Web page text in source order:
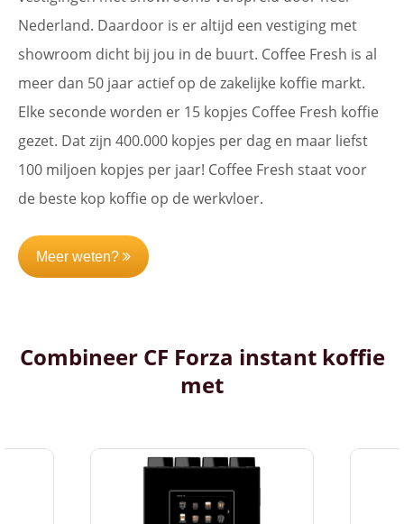
Nederland. Daardoor is er altijd een vestiging met
showroom dicht bij jou in de buurt. Coffee Fresh is al
meer dan 50 jaar actief op de zakelijke koffie markt.
Elke seconde worden er 15 kopjes Coffee Fresh koffie
gezet. Dat zijn 400.000 kopjes per dag en maar liefst
100 miljoen kopjes per jaar! Coffee Fresh staat voor
de beste kop koffie op de werkvloer.
Meer weten?
Combineer CF Forza instant koffie
met